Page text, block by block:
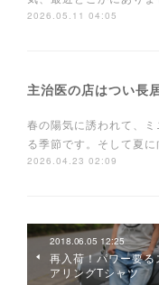
2026.05.11 04:05
主治医の店はつい長
春の陽気に誘われて、
る季節です。そして夏
2026.04.23 02:09
2018.06.05 12:25
再入荷！パワー要る
アリングTシャツ